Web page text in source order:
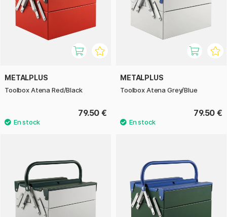
METALPLUS
Toolbox Atena Red/Black
79.50 €
METALPLUS
Toolbox Atena Grey/Blue
79.50 €